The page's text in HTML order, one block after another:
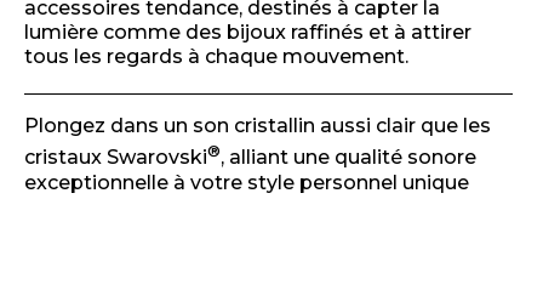
accessoires tendance, destinés à capter la
lumière comme des bijoux raffinés et à attirer
tous les regards à chaque mouvement.
Plongez dans un son cristallin aussi clair que les
cristaux Swarovski®, alliant une qualité sonore
exceptionnelle à votre style personnel unique